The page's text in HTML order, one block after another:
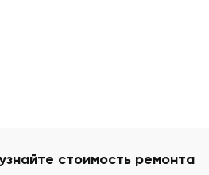
стоимость ремонта